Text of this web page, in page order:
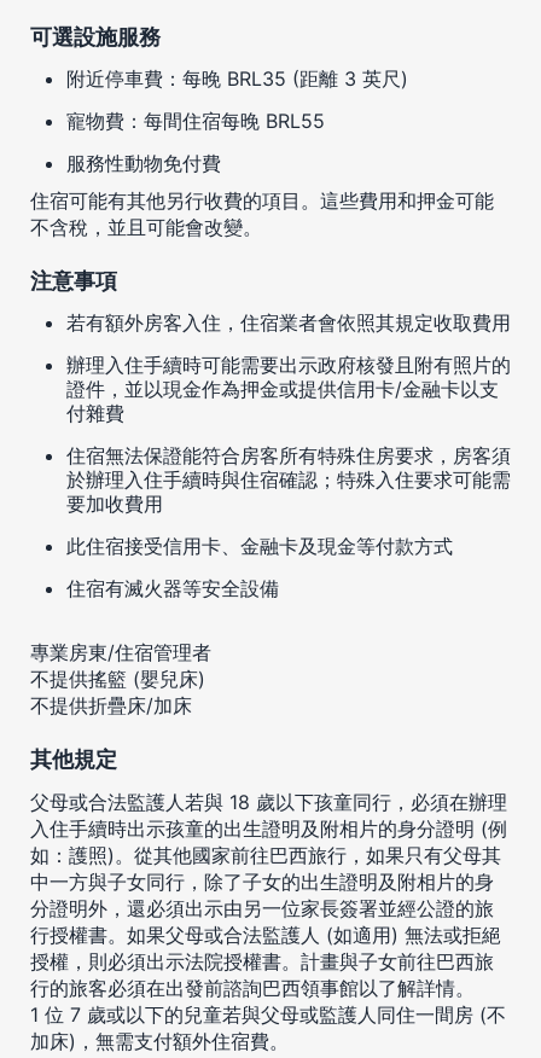
可選設施服務
附近停車費：每晚 BRL35 (距離 3 英尺)
寵物費：每間住宿每晚 BRL55
服務性動物免付費
住宿可能有其他另行收費的項目。這些費用和押金可能
不含稅，並且可能會改變。
注意事項
若有額外房客入住，住宿業者會依照其規定收取費用
辦理入住手續時可能需要出示政府核發且附有照片的
證件，並以現金作為押金或提供信用卡/金融卡以支
付雜費
住宿無法保證能符合房客所有特殊住房要求，房客須
於辦理入住手續時與住宿確認；特殊入住要求可能需
要加收費用
此住宿接受信用卡、金融卡及現金等付款方式
住宿有滅火器等安全設備
專業房東/住宿管理者
不提供搖籃 (嬰兒床)
不提供折疊床/加床
其他規定
父母或合法監護人若與 18 歲以下孩童同行，必須在辦理
入住手續時出示孩童的出生證明及附相片的身分證明 (例
如：護照)。從其他國家前往巴西旅行，如果只有父母其
中一方與子女同行，除了子女的出生證明及附相片的身
分證明外，還必須出示由另一位家長簽署並經公證的旅
行授權書。如果父母或合法監護人 (如適用) 無法或拒絕
授權，則必須出示法院授權書。計畫與子女前往巴西旅
行的旅客必須在出發前諮詢巴西領事館以了解詳情。
1 位 7 歲或以下的兒童若與父母或監護人同住一間房 (不
加床)，無需支付額外住宿費。